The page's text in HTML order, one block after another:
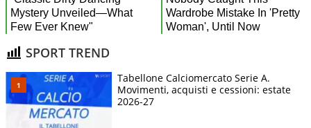
SPORT TREND
Tabellone Calciomercato Serie A.
Movimenti, acquisti e cessioni: estate
2026-27